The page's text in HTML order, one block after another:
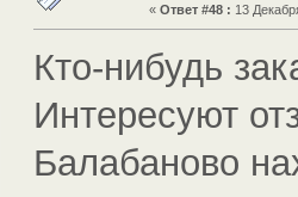
« Ответ #48 : 13
Кто-нибудь
Интересуют
Балабаново